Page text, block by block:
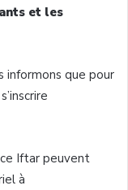
et les
informons que pour
Iftar peuvent
à